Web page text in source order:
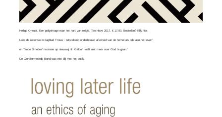
Heilige Onrust. Een pelgrimage naar het hart van religie. Ten Have 2017, € 17.90. Bestellen?Klik hier
Leesde recensie in dagblad Trouw: ‘uitstekend onderbouwd afscheid van de hemel als ode aan het leven’
enTaede Smedes’ recensieop nieuwwij.nl: ‘Geloof hoeft niet meer over God te gaan.’
De Gereformeerde Bond wasniet blij met het boek.